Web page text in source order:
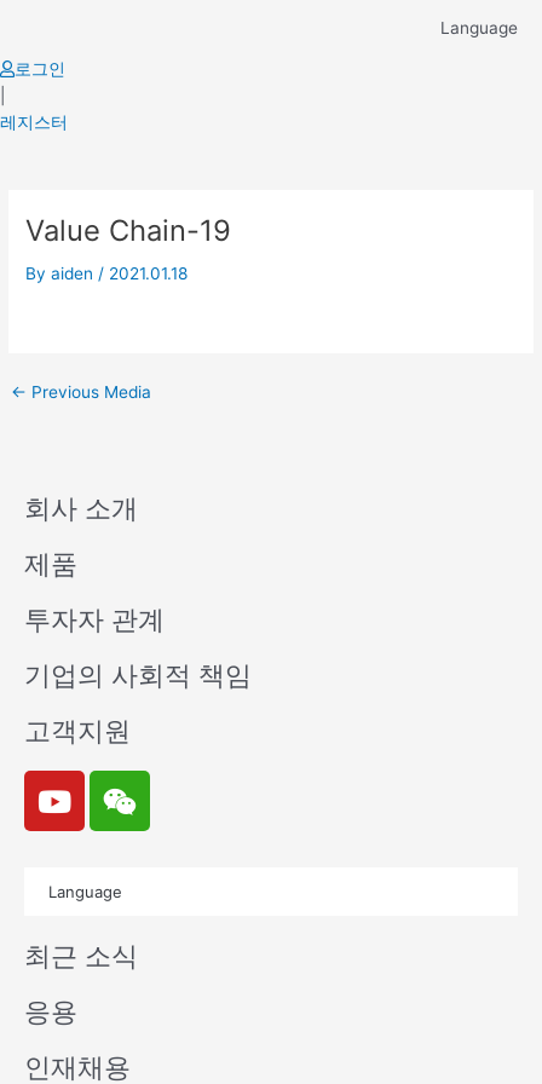
content
Language
로그인
레지스터
Value Chain-19
Byaiden / 2021.01.18
navigation
← Previous Media
회사 소개
제품
투자자 관계
기업의 사회적 책임
고객지원
Y
o
u
e
W
e
i
n
Language
최근 소식
응용
인재채용